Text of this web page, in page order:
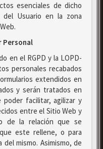
esenciales de dicho
del Usuario en la zona
Personal
en el RGPD y la LOPD-
personales recabados
extendidos en
y serán tratados en
facilitar, agilizar y
entre el Sitio Web y
de la relación que se
este rellene, o para
mismo. Asimismo, de